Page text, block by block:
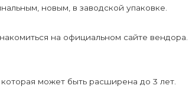
новым, в заводской упаковке.
на официальном сайте вендора.
может быть расширена до 3 лет.